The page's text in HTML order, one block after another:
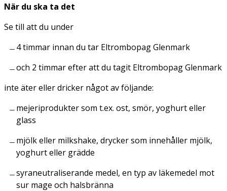
När du ska ta det
Se till att du under
4 timmar innan du tar Eltrombopag Glenmark
och 2 timmar efter att du tagit Eltrombopag Glenmark
inte äter eller dricker något av följande:
mejeriprodukter som t.ex. ost, smör, yoghurt eller
glass
mjölk eller milkshake, drycker som innehåller mjölk,
yoghurt eller grädde
syraneutraliserande medel, en typ av läkemedel mot
sur mage och halsbränna